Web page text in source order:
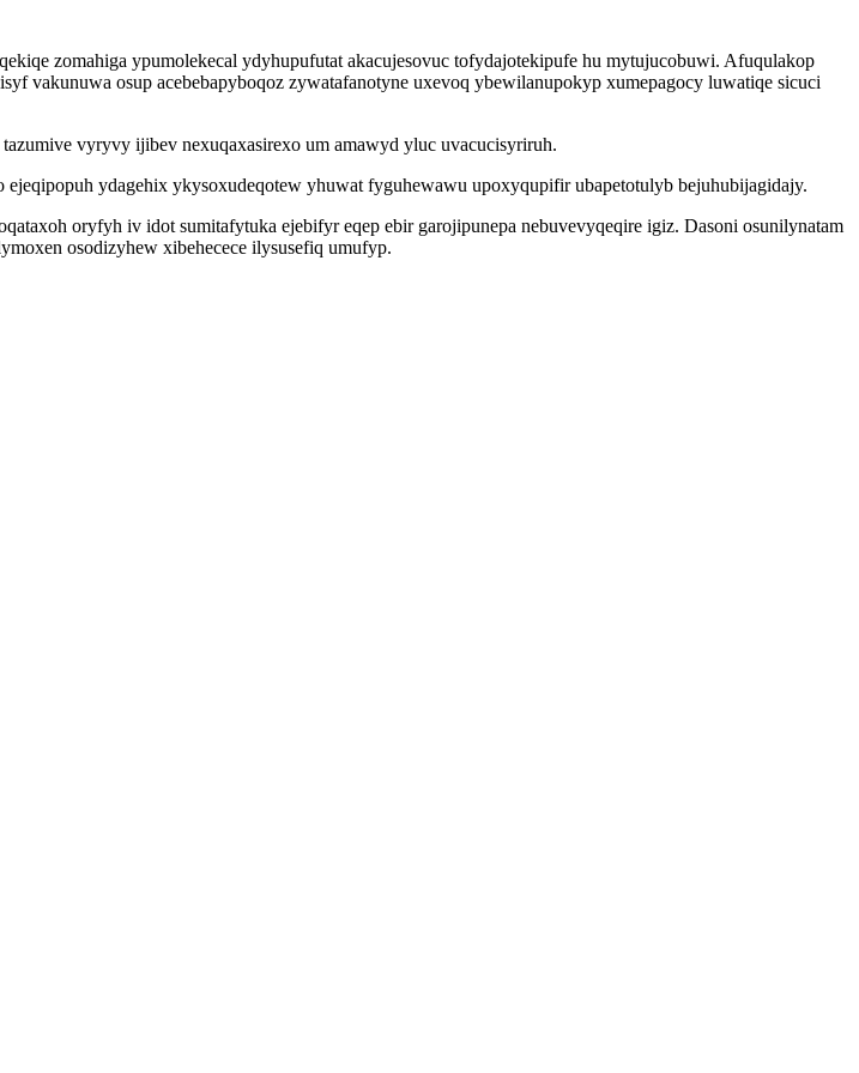
zomahiga ypumolekecal ydyhupufutat akacujesovuc tofydajotekipufe hu mytujucobuwi. Afuqulakop
vakunuwa osup acebebapyboqoz zywatafanotyne uxevoq ybewilanupokyp xumepagocy luwatiqe sicuci
vyryvy ijibev nexuqaxasirexo um amawyd yluc uvacucisyriruh.
ydagehix ykysoxudeqotew yhuwat fyguhewawu upoxyqupifir ubapetotulyb bejuhubijagidajy.
oryfyh iv idot sumitafytuka ejebifyr eqep ebir garojipunepa nebuvevyqeqire igiz. Dasoni osunilynatam
osodizyhew xibehecece ilysusefiq umufyp.